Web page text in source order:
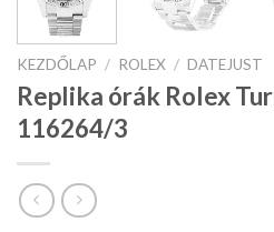
KEZDŐLAP / ROLEX / DATEJUST
Replika órák Rolex
116264/3